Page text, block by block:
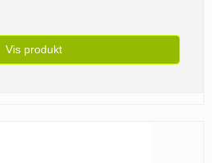
Vis produkt